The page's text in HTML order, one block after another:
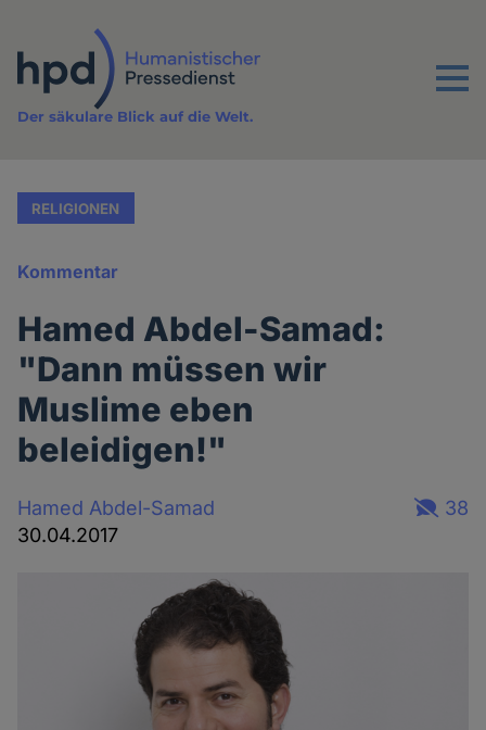
Inhalt
Menu
Der säkulare Blick auf die Welt.
RELIGIONEN
Kommentar
Hamed Abdel-Samad:
"Dann müssen wir
Muslime eben
beleidigen!"
Hamed Abdel-Samad
30.04.2017
38